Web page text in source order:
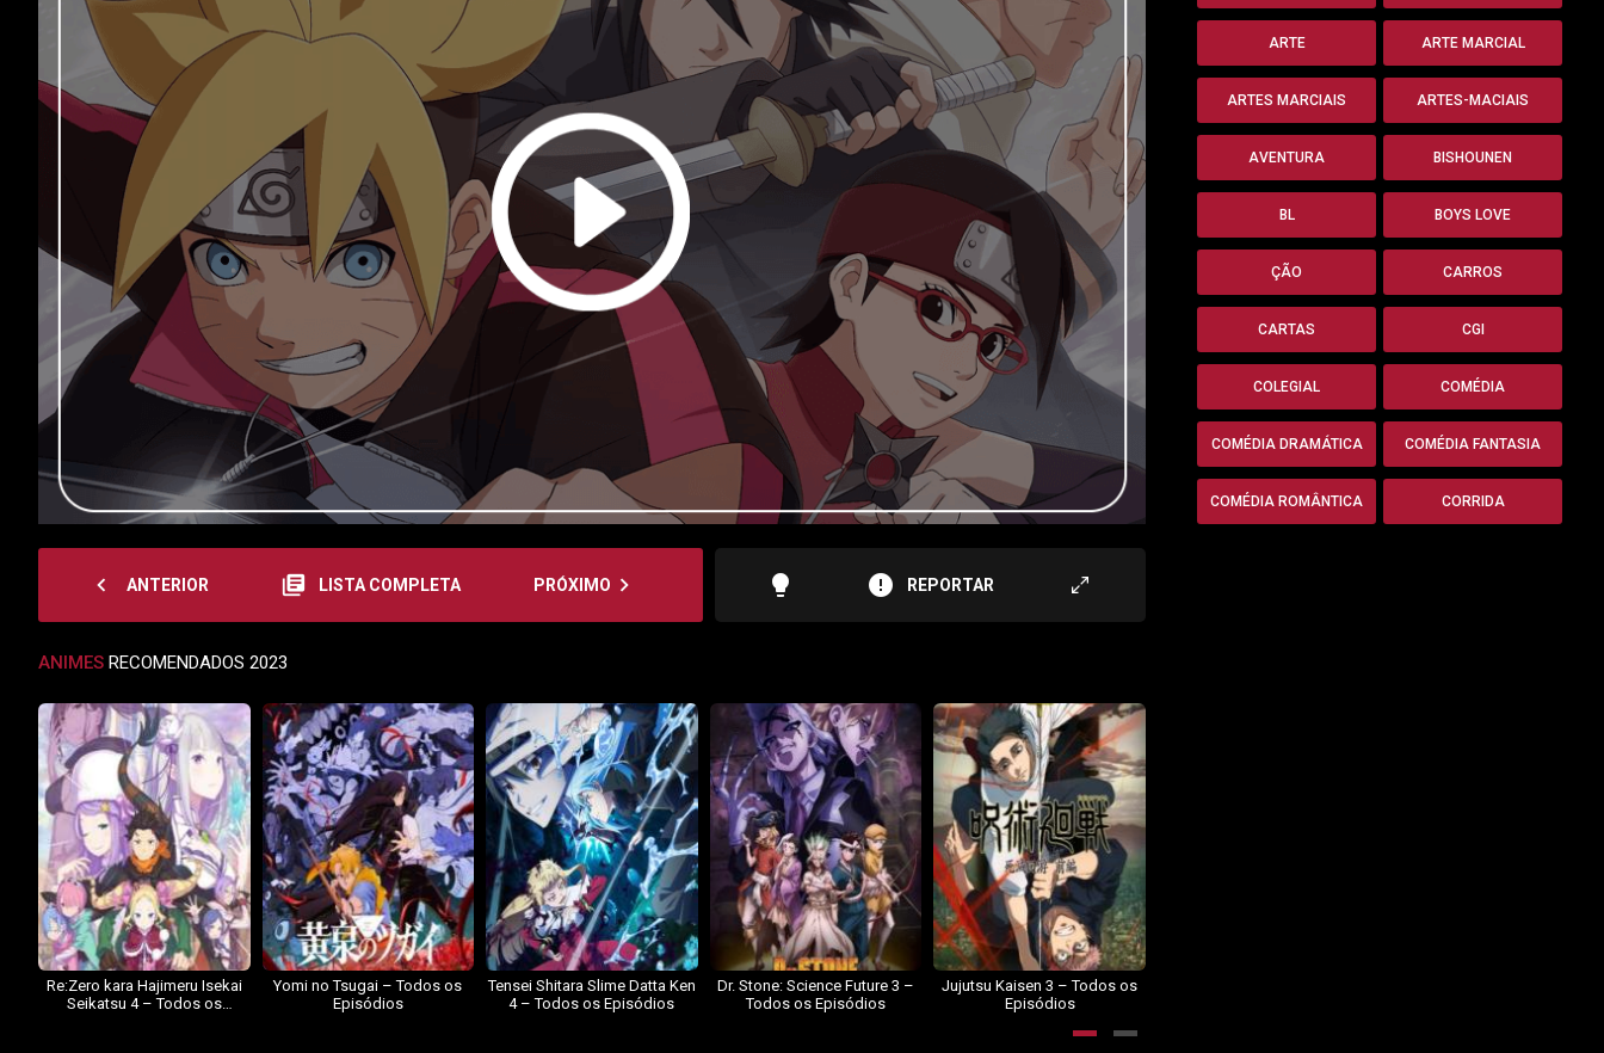
navigate_before ANTERIOR library_books LISTA COMPLETA PRÓXIMO navigate_next lightbulb error REPORTAR
ANIMES RECOMENDADOS 2023
Re:Zero kara Hajimeru Isekai
Seikatsu 4 – Todos os
Yomi no Tsugai – Todos os
Episódios
Tensei Shitara Slime Datta Ken
4 – Todos os Episódios
Dr. Stone: Science Future 3 –
Todos os Episódios
Jujutsu Kaisen 3 – Todos os
Episódios
ARTE ARTE MARCIAL
ARTES MARCIAIS ARTES-MACIAIS
AVENTURA BISHOUNEN
BL BOYS LOVE
ÇÃO CARROS
CARTAS CGI
COLEGIAL COMÉDIA
COMÉDIA DRAMÁTICA COMÉDIA FANTASIA
COMÉDIA ROMÂNTICA CORRIDA